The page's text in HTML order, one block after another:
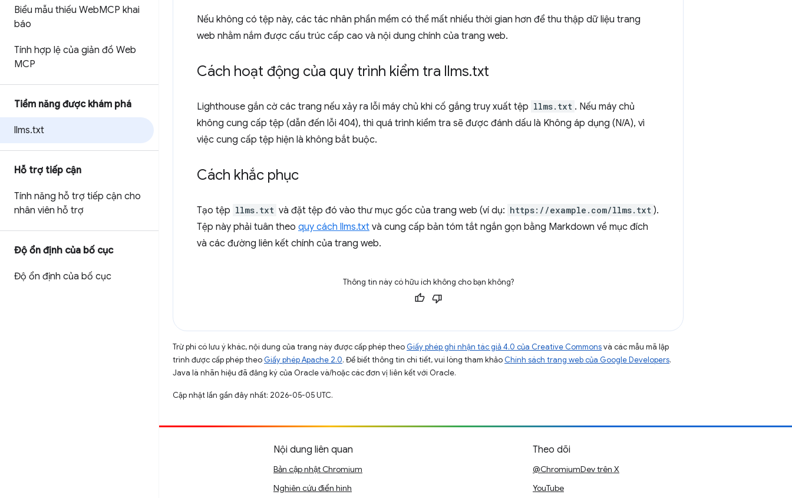
Biểu mẫu thiếu WebMCP khai
báo
Tính hợp lệ của giản đồ Web
MCP
Tiềm năng được khám phá
llms.txt
Hỗ trợ tiếp cận
Tính năng hỗ trợ tiếp cận cho
nhân viên hỗ trợ
Độ ổn định của bố cục
Độ ổn định của bố cục
Nếu không có tệp này, các tác nhân phần mềm có thể mất nhiều thời gian hơn để thu thập dữ liệu trang
web nhằm nắm được cấu trúc cấp cao và nội dung chính của trang web.
Cách hoạt động của quy trình kiểm tra llms.txt
Lighthouse gắn cờ các trang nếu xảy ra lỗi máy chủ khi cố gắng truy xuất tệp llms.txt . Nếu máy chủ
không cung cấp tệp (dẫn đến lỗi 404), thì quá trình kiểm tra sẽ được đánh dấu là Không áp dụng (N/A), vì
việc cung cấp tệp hiện là không bắt buộc.
Cách khắc phục
Tạo tệp llms.txt và đặt tệp đó vào thư mục gốc của trang web (ví dụ: https://example.com/llms.txt ).
Tệp này phải tuân theo quy cách llms.txt và cung cấp bản tóm tắt ngắn gọn bằng Markdown về mục đích
và các đường liên kết chính của trang web.
Thông tin này có hữu ích không cho bạn không?
Trừ phi có lưu ý khác, nội dung của trang này được cấp phép theo Giấy phép ghi nhận tác giả 4.0 của Creative Commonsvà các mẫu mã lập
trình được cấp phép theo Giấy phép Apache 2.0. Để biết thông tin chi tiết, vui lòng tham khảo Chính sách trang web của Google Developers.
Java là nhãn hiệu đã đăng ký của Oracle và/hoặc các đơn vị liên kết với Oracle.
Cập nhật lần gần đây nhất: 2026-05-05 UTC.
Nội dung liên quan
Bản cập nhật Chromium
Nghiên cứu điển hình
Theo dõi
@ChromiumDev trên X
YouTube